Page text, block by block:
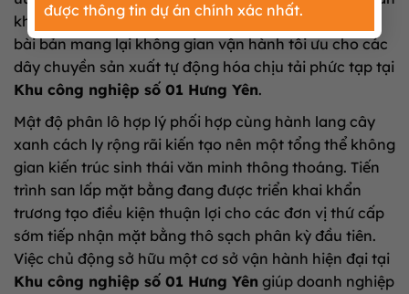
được thông tin dự án chính xác nhất.
khu xây dựng nhà xưởng sản xuất. Cấu trúc phân lô
bài bản mang lại không gian vận hành tối ưu cho các
dây chuyền sản xuất tự động hóa chịu tải phức tạp tại
Khu công nghiệp số 01 Hưng Yên.
Mật độ phân lô hợp lý phối hợp cùng hành lang cây
xanh cách ly rộng rãi kiến tạo nên một tổng thể không
gian kiến trúc sinh thái văn minh thông thoáng. Tiến
trình san lấp mặt bằng đang được triển khai khẩn
trương tạo điều kiện thuận lợi cho các đơn vị thứ cấp
sớm tiếp nhận mặt bằng thô sạch phân kỳ đầu tiên.
Việc chủ động sở hữu một cơ sở vận hành hiện đại tại
Khu công nghiệp số 01 Hưng Yên giúp doanh nghiệp